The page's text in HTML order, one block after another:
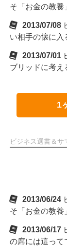
そ「お金の教養
2013/07/08
い相手の懐に入
2013/07/01
ブリッドに考え
1
ビジネス選書＆サ
2013/06/24
そ「お金の教養
2013/06/17
の席には這って